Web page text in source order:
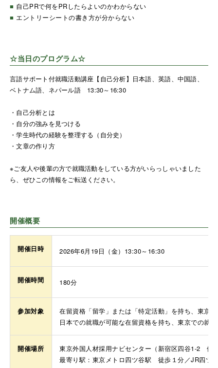
■ 自己PRで何をPRしたらよいのかわからない
■ エントリーシートの書き方が分からない
☆当日のプログラム☆
言語サポート付就職活動講座【自己分析】日本語、英語、中国語、
ベトナム語、ネパール語 13:30～16:30
・自己分析とは
・自分の強みを見つける
・学生時代の経験を整理する（自分史）
・文章の作り方
※ご友人や後輩の方で就職活動をしている方がいらっしゃいました
ら、ぜひこの情報をご転送ください。
開催概要
開催日時 2026年6月19日（金）13:30～16:30
開催時間 180分
参加対象
在留資格「留学」または「特定活動」を持ち、東京
日本での就職が可能な在留資格を持ち、東京での就
開催場所
東京外国人材採用ナビセンター（新宿区四谷1-2 伊
最寄り駅：東京メトロ四ツ谷駅 徒歩１分／JR四ツ